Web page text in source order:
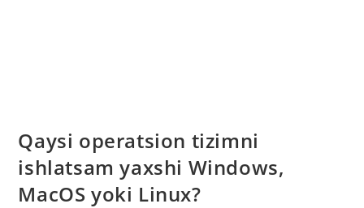
Qaysi operatsion tizimni
ishlatsam yaxshi Windows,
MacOS yoki Linux?